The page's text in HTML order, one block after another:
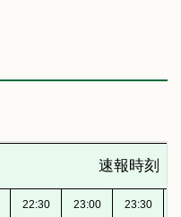
速報時刻
22:30 23:00 23:30